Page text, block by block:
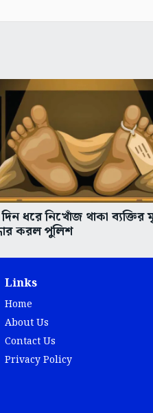
ধরে নিখোঁজ থাকা ব্যক্তির
করল পুলিশ
Links
Home
About Us
Contact Us
Privacy Policy